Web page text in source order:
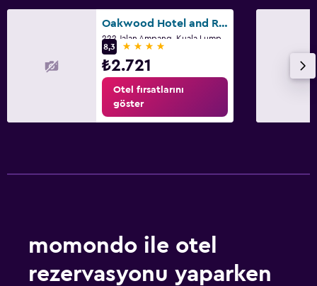
Oakwood Hotel and Residence Kuala Lumpur
8,3
4 yıldız
₺2.721
Otel fırsatlarını
göster
momondo ile otel
rezervasyonu yaparken